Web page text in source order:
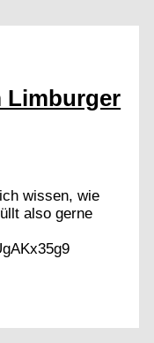
Limburger
wissen, wie
also gerne